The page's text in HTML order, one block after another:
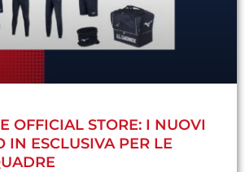
OFFICIAL STORE: I NUOVI
IN ESCLUSIVA PER LE